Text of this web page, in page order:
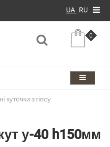
UA RU
0
куточки з гіпсу
у-40 h150мм